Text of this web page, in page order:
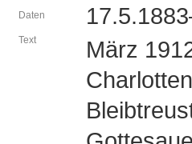
Daten
Text
März